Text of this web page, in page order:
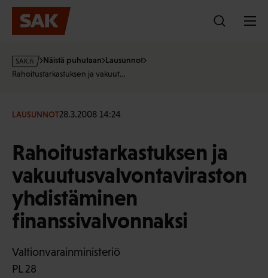
Hyppää
sisältöön
s
a
f
Näistä puhutaan Lausunnot
Rahoitustarkastuksen ja vakuut…
LAUSUNNOT28.3.2008 14:24
Rahoitustarkastuksen ja
vakuutusvalvontaviraston
yhdistäminen
finanssivalvonnaksi
Valtionvarainministeriö
PL 28